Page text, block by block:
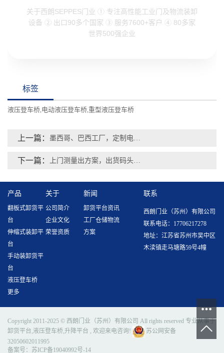
关于西朗SEPPES门业 ① 专注高性能工业门及物流装卸
设备 ② 出口90多个国家 ③ 服务7600+客户 ④ 80多家
世界500强企业
标签
液压登车桥,电动液压登车桥,重型液压登车桥
上一篇： 墨西哥、巴西工厂，定制电压60Hz卸货平台如何解决电气兼容问题
下一篇： 上门测量出方案，出货码头就选西朗液压登车桥，7600+工厂的选择
产品
翻板式卸货平
台
伸缩式装卸平
台
手动装卸货平
台
液压登车桥
更多
关于
公司简介
企业文化
荣誉资质
新闻
卸货平台资讯
工厂仓储物流
方案
联系
西朗门业（苏州）有限公司
联系电话：17706217278
地址：江苏省苏州市吴中区
木渎镇走马塘路59号4幢
Copyright 2011-2025 © 西朗门业（苏州）有限公司 All rights reserved 专业从事于
卸货平台,液压登车桥,升降平台 , 欢迎来电咨询!
苏公网安备
32050602011995
备案号： 苏ICP备19040992号-14